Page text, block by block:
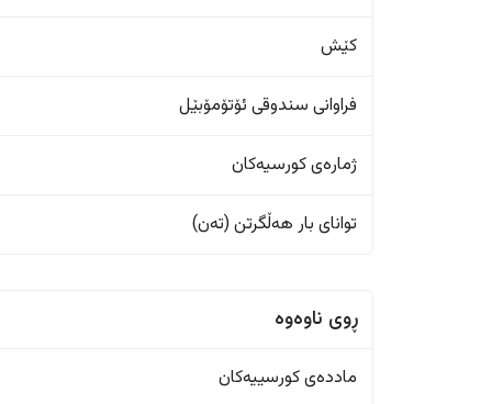
کێش
فراوانی سندوقی ئۆتۆمۆبێل
ژمارەی کورسیەکان
تواناى بار هەڵگرتن (تەن)
ڕوی ناوەوە
ماددەی کورسییەکان